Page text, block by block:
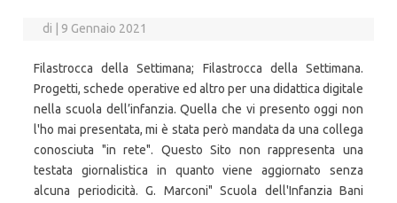
di 9 Gennaio 2021
Filastrocca della Settimana; Filastrocca della Settimana.
Progetti, schede operative ed altro per una didattica digitale
nella scuola dell’infanzia. Quella che vi presento oggi non
l'ho mai presentata, mi è stata però mandata da una collega
conosciuta "in rete". Questo Sito non rappresenta una
testata giornalistica in quanto viene aggiornato senza
alcuna periodicità. G. Marconi" Scuola dell'Infanzia Bani